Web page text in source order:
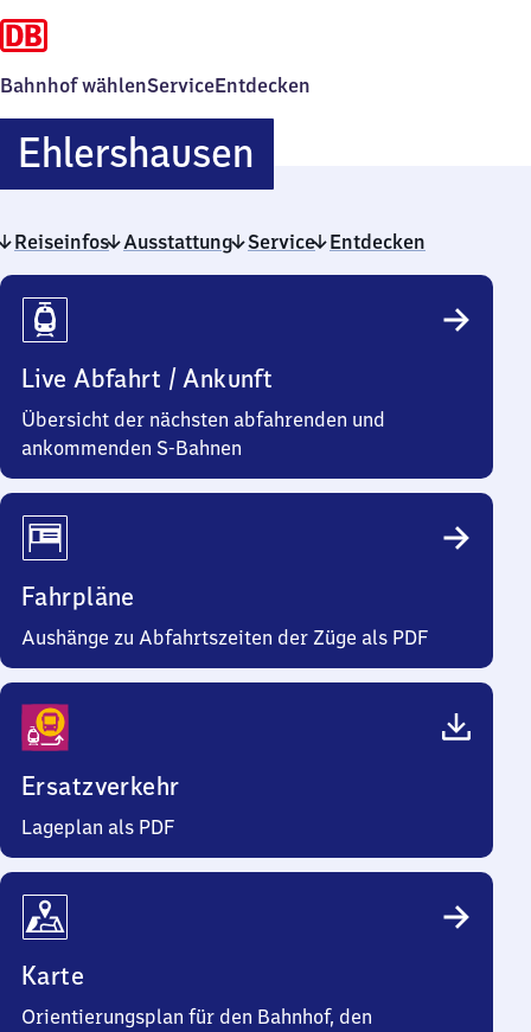
Bahnhof wählenServiceEntdecken
EhlershausenEhlershausen
Reiseinfos Ausstattung Service Entdecken
Reiseinfos
Live Abfahrt / Ankunft
Übersicht der nächsten abfahrenden und
ankommenden S-Bahnen
Fahrpläne
Aushänge zu Abfahrtszeiten der Züge als PDF
Ersatzverkehr
Lageplan als PDF
Karte
Orientierungsplan für den Bahnhof, den